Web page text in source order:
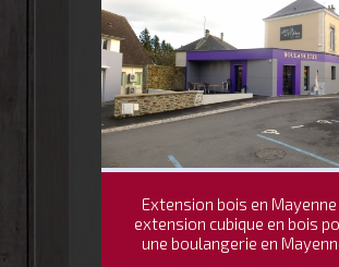
Extension bois en
extension cubique en bois
une boulangerie en